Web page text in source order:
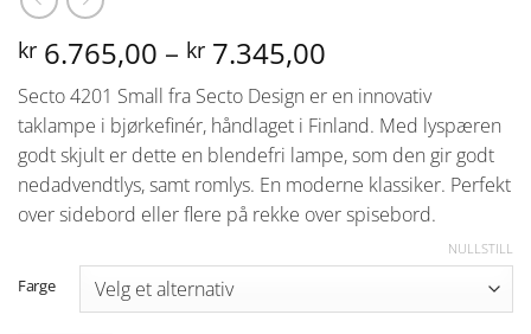
kr 6.765,00 – kr 7.345,00
kr 6.765,00
til
kr 7.345,00
Secto 4201 Small fra Secto Design er en innovativ
taklampe i bjørkefinér, håndlaget i Finland. Med lyspæren
godt skjult er dette en blendefri lampe, som den gir godt
nedadvendtlys, samt romlys. En moderne klassiker. Perfekt
over sidebord eller flere på rekke over spisebord.
Farge
NULLSTILL